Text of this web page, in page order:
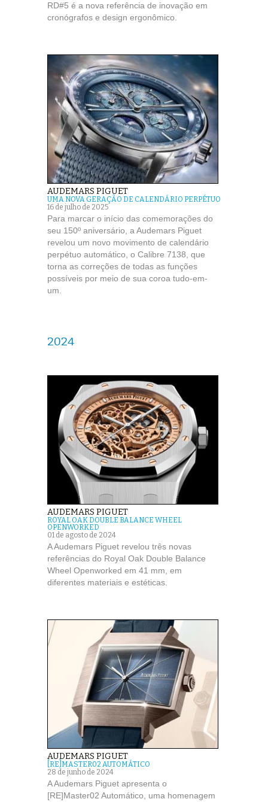
RD#5 é a nova referência de inovação em
cronógrafos e design ergonômico.
AUDEMARS PIGUET
UMA NOVA GERAÇÃO DE CALENDÁRIO PERPÉTUO
16 de julho de 2025
Para marcar o início das comemorações do
seu 150º aniversário, a Audemars Piguet
revelou um novo movimento de calendário
perpétuo automático, o Calibre 7138, que
torna as correções de todas as funções
possíveis por meio de sua coroa tudo-em-
um.
2024
AUDEMARS PIGUET
ROYAL OAK DOUBLE BALANCE WHEEL
OPENWORKED
01 de agosto de 2024
A Audemars Piguet revelou três novas
referências do Royal Oak Double Balance
Wheel Openworked em 41 mm, em
diferentes materiais e estéticas.
AUDEMARS PIGUET
[RE]MASTER02 AUTOMÁTICO
28 de junho de 2024
A Audemars Piguet apresenta o
[RE]Master02 Automático, uma homenagem